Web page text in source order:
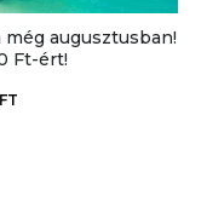
augusztusban!
Ft-ért!